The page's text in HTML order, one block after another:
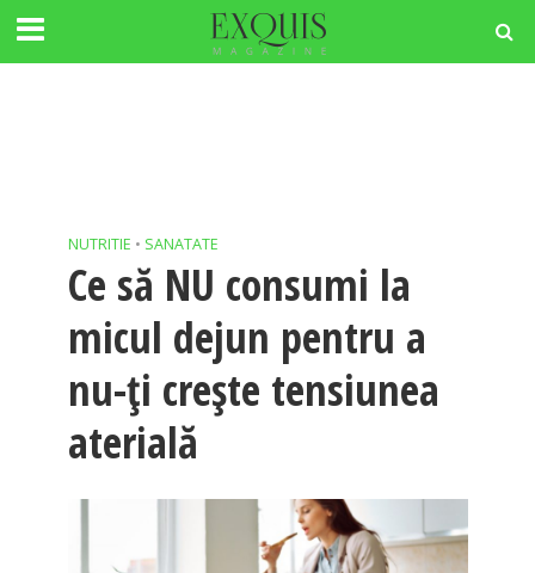
NUTRITIE • SANATATE
Ce să NU consumi la
micul dejun pentru a
nu-ți crește tensiunea
aterială